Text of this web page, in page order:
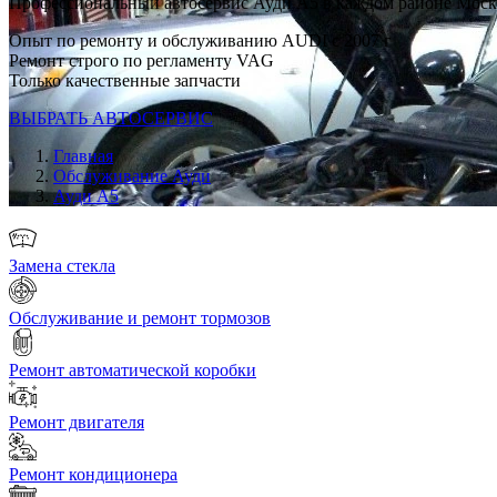
Опыт по ремонту и обслуживанию AUDI с 2007 г
Ремонт строго по регламенту VAG
Только качественные запчасти
ВЫБРАТЬ АВТОСЕРВИС
Главная
Обслуживание Ауди
Ауди А5
Замена стекла
Обслуживание и ремонт тормозов
Ремонт автоматической коробки
Ремонт двигателя
Ремонт кондиционера